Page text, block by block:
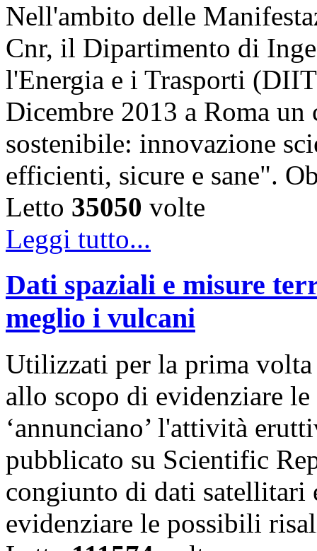
Nell'ambito delle
Cnr, il Dipartimento di
l'Energia e i Trasporti
Dicembre 2013 a Roma
sostenibile: innovazione
efficienti, sicure e sane".
Letto 35050 volte
Leggi tutto...
Dati spaziali e misure
meglio i vulcani
Utilizzati per la prima
allo scopo di evidenziare
‘annunciano’ l'attività
pubblicato su Scientific
congiunto di dati satellitari
evidenziare le possibili